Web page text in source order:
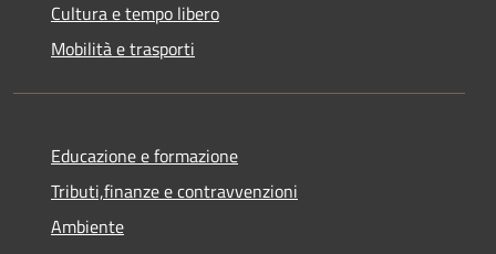
Cultura e tempo libero
Mobilità e trasporti
Educazione e formazione
Tributi,finanze e contravvenzioni
Ambiente